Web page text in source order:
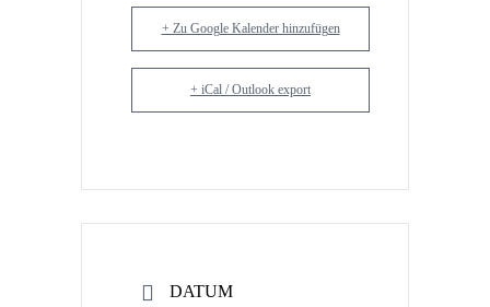
+ Zu Google Kalender hinzufügen
+ iCal / Outlook export
DATUM